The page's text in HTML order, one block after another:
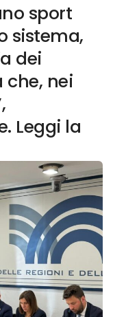
sport
sistema,
dei
nei
Leggi la